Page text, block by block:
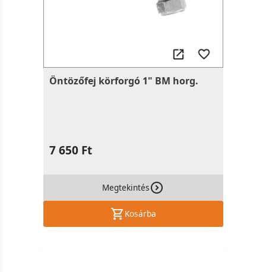
Öntözőfej körforgó 1" BM horg.
7 650 Ft
Megtekintés
Kosárba